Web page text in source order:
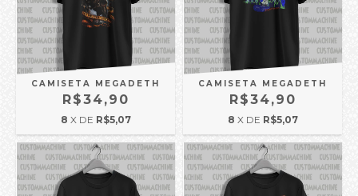
CAMISETA MEGADETH
R$34,90
8 X DE R$5,07
CAMISETA MEGADETH
R$34,90
8 X DE R$5,07